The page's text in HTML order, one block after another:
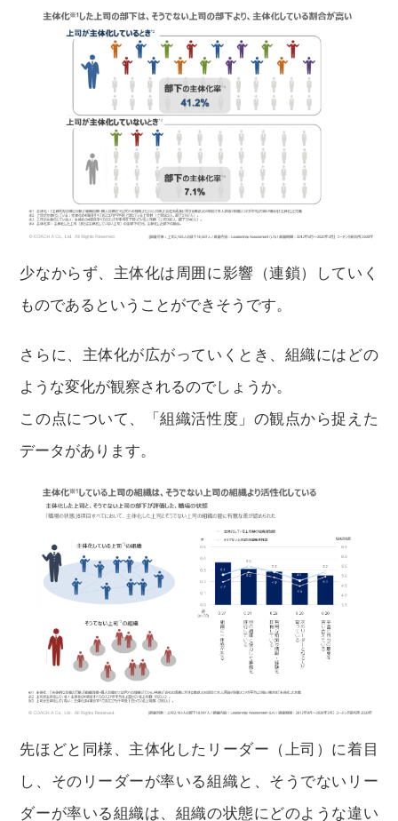
少なからず、主体化は周囲に影響（連鎖）していく
ものであるということができそうです。
さらに、主体化が広がっていくとき、組織にはどの
ような変化が観察されるのでしょうか。
この点について、「組織活性度」の観点から捉えた
データがあります。
先ほどと同様、主体化したリーダー（上司）に着目
し、そのリーダーが率いる組織と、そうでないリー
ダーが率いる組織は、組織の状態にどのような違い